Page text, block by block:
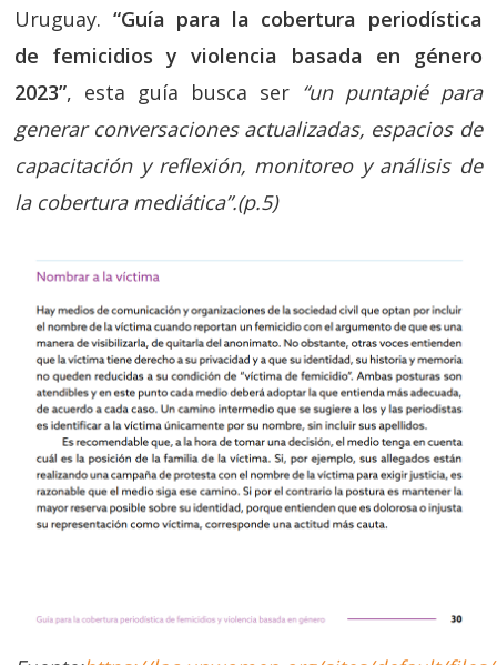
Uruguay. “Guía para la cobertura periodística
de femicidios y violencia basada en género
2023”, esta guía busca ser “un puntapié para
generar conversaciones actualizadas, espacios de
capacitación y reflexión, monitoreo y análisis de
la cobertura mediática”.(p.5)